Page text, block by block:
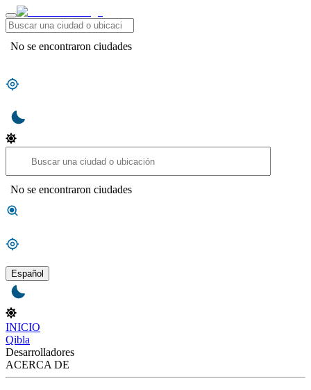
No se encontraron ciudades
No se encontraron ciudades
Español
INICIO
Qibla
Desarrolladores
ACERCA DE